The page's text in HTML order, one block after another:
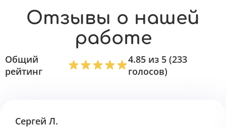
Отзывы о нашей
работе
Общий
рейтинг
4.85 из 5 (233
голосов)
Сергей Л.